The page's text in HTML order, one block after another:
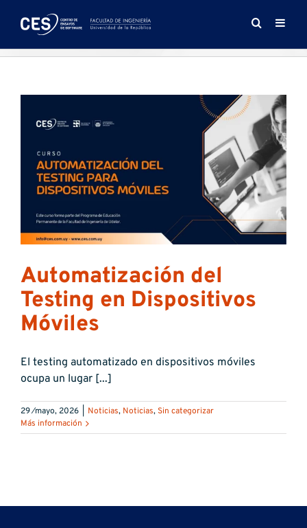
Automatización del
Testing en Dispositivos
Móviles
El testing automatizado en dispositivos móviles
ocupa un lugar [...]
29 ⁄mayo, 2026 Noticias, Noticias, Sin categorizar
Más información